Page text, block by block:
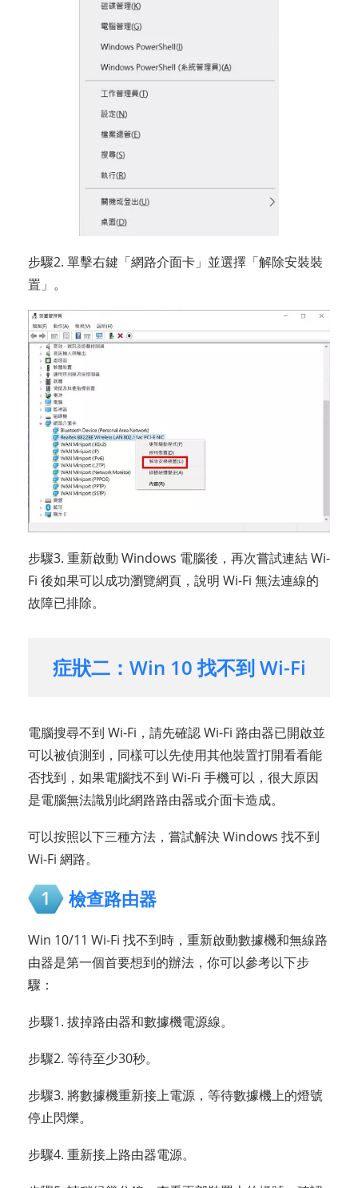
步驟2. 單擊右鍵「網路介面卡」並選擇「解除安裝裝
置」。
步驟3. 重新啟動 Windows 電腦後，再次嘗試連結 Wi-
Fi 後如果可以成功瀏覽網頁，說明 Wi-Fi 無法連線的
故障已排除。
症狀二：Win 10 找不到 Wi-Fi
電腦搜尋不到 Wi-Fi，請先確認 Wi-Fi 路由器已開啟並
可以被偵測到，同樣可以先使用其他裝置打開看看能
否找到，如果電腦找不到 Wi-Fi 手機可以，很大原因
是電腦無法識別此網路路由器或介面卡造成。
可以按照以下三種方法，嘗試解決 Windows 找不到
Wi-Fi 網路。
1 檢查路由器
Win 10/11 Wi-Fi 找不到時，重新啟動數據機和無線路
由器是第一個首要想到的辦法，你可以參考以下步
驟：
步驟1. 拔掉路由器和數據機電源線。
步驟2. 等待至少30秒。
步驟3. 將數據機重新接上電源，等待數據機上的燈號
停止閃爍。
步驟4. 重新接上路由器電源。